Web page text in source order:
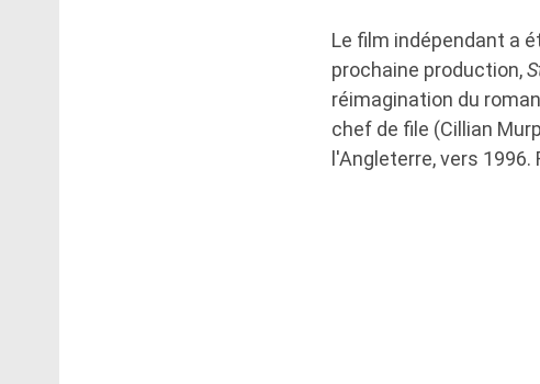
Le film indépendant a
prochaine production,
réimagination du
chef de file (Cillian
l'Angleterre, vers